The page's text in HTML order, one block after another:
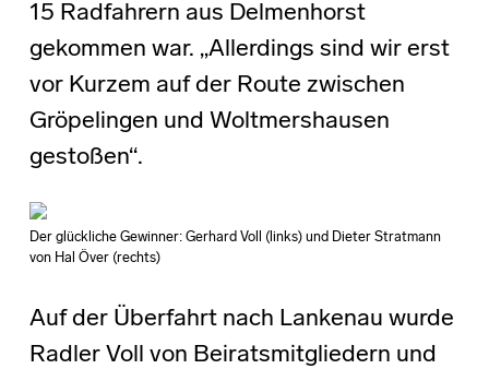
15 Radfahrern aus Delmenhorst
gekommen war. „Allerdings sind wir erst
vor Kurzem auf der Route zwischen
Gröpelingen und Woltmershausen
gestoßen“.
Der glückliche Gewinner: Gerhard Voll (links) und Dieter Stratmann
von Hal Över (rechts)
Auf der Überfahrt nach Lankenau wurde
Radler Voll von Beiratsmitgliedern und